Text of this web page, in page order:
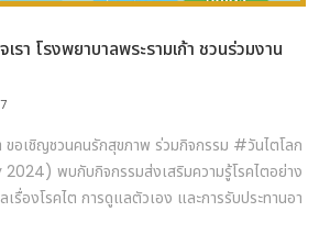
รา โรงพยาบาลพระรามเก้า ชวนร่วมงาน
ขอเชิญชวนคนรักสุขภาพ ร่วมกิจกรรม #วันไตโลก
พบกับกิจกรรมส่งเสริมความรู้โรคไตอย่าง
เรื่องโรคไต การดูแลตัวเอง และการรับประทานอา